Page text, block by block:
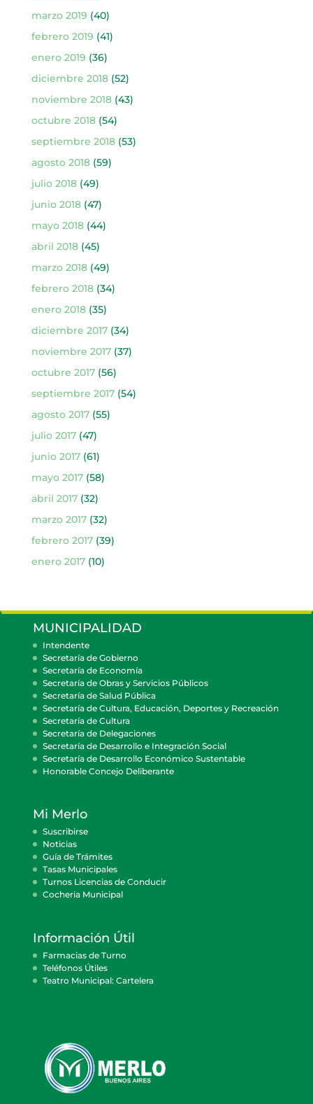
marzo 2019 (40)
febrero 2019 (41)
enero 2019 (36)
diciembre 2018(52)
noviembre 2018(43)
octubre 2018(54)
septiembre 2018(53)
agosto 2018(59)
julio 2018(49)
junio 2018(47)
mayo 2018(44)
abril 2018(45)
marzo 2018(49)
febrero 2018(34)
enero 2018(35)
diciembre 2017(34)
noviembre 2017(37)
octubre 2017(56)
septiembre 2017(54)
agosto 2017(55)
julio 2017(47)
junio 2017(61)
mayo 2017(58)
abril 2017(32)
marzo 2017(32)
febrero 2017(39)
enero 2017(10)
MUNICIPALIDAD
Intendente
Secretaría de Gobierno
Secretaría de Economía
Secretaría de Obras y Servicios Públicos
Secretaría de Salud Pública
Secretaría de Cultura, Educación, Deportes y Recreación
Secretaría de Cultura
Secretaría de Delegaciones
Secretaría de Desarrollo e Integración Social
Secretaría de Desarrollo Económico Sustentable
Honorable Concejo Deliberante
Mi Merlo
Suscribirse
Noticias
Guía de Trámites
Tasas Municipales
Turnos Licencias de Conducir
Cocheria Municipal
Información Útil
Farmacias de Turno
Teléfonos Útiles
Teatro Municipal: Cartelera